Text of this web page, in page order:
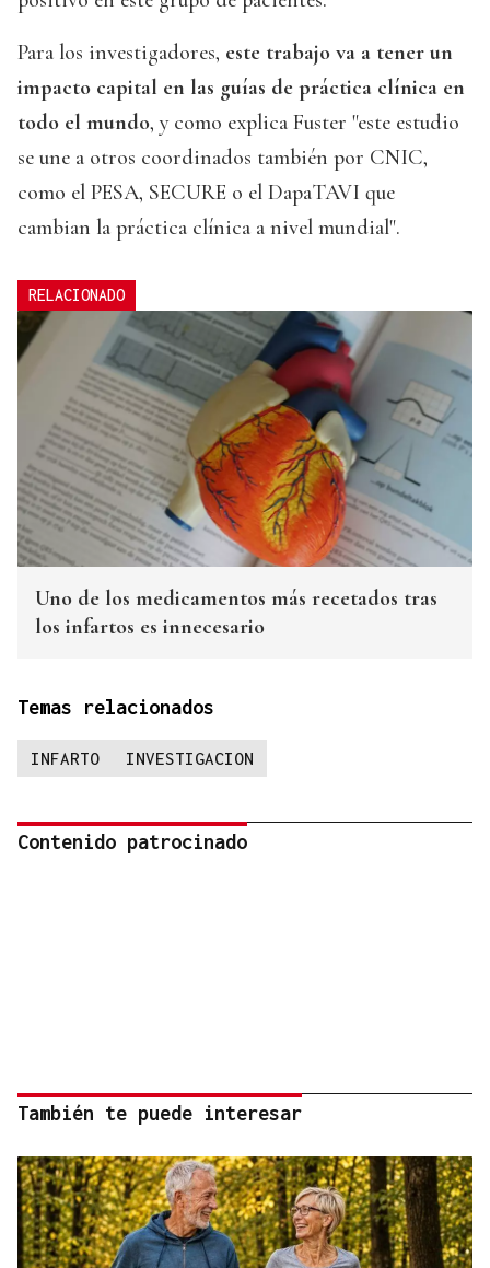
Para los investigadores, este trabajo va a tener un
impacto capital en las guías de práctica clínica en
todo el mundo, y como explica Fuster "este estudio
se une a otros coordinados también por CNIC,
como el PESA, SECURE o el DapaTAVI que
cambian la práctica clínica a nivel mundial".
RELACIONADO
Uno de los medicamentos más recetados tras
los infartos es innecesario
Temas relacionados
INFARTO INVESTIGACION
Contenido patrocinado
También te puede interesar